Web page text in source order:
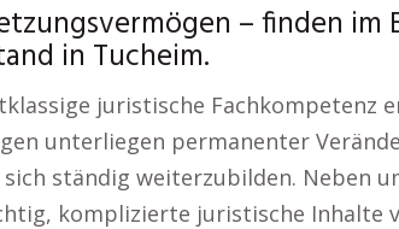
– finden
in Tucheim.
juristische Fachkompetenz
unterliegen permanenter
ständig weiterzubilden. Neben
komplizierte juristische Inhalte